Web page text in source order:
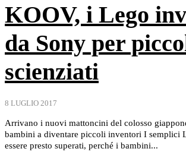
KOOV, i Lego
da Sony per
scienziati
8 LUGLIO 2017
Arrivano i nuovi mattoncini del colosso
bambini a diventare piccoli inventori I semplici
essere presto superati, perché i bambini...